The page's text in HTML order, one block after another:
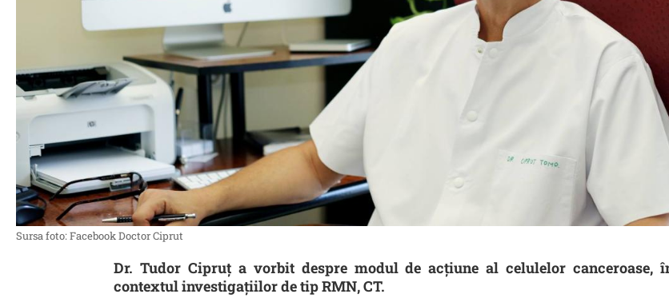
Sursa foto: Facebook Doctor Ciprut
Dr. Tudor Cipruț a vorbit despre modul de acțiune al celulelor canceroase,
contextul investigațiilor de tip RMN, CT.